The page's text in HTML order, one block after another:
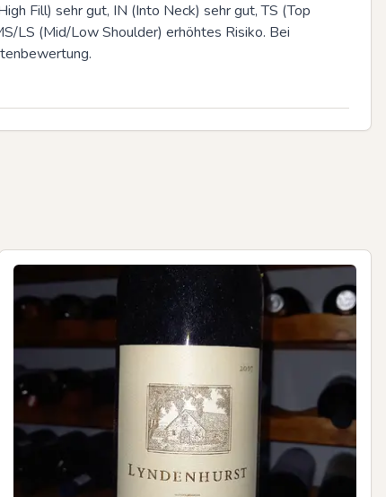
Fill) sehr gut, IN (Into Neck) sehr gut, TS (Top
LS (Mid/Low Shoulder) erhöhtes Risiko. Bei